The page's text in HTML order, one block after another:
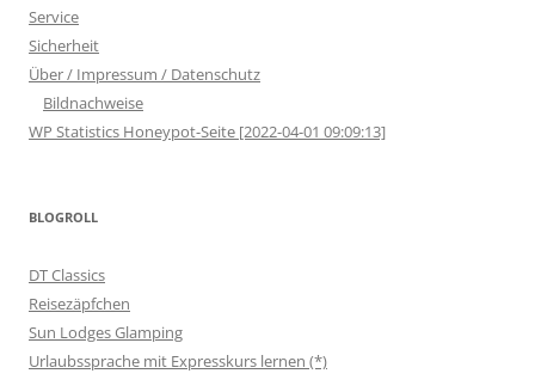
Service
Sicherheit
Über / Impressum / Datenschutz
Bildnachweise
WP Statistics Honeypot-Seite [2022-04-01 09:09:13]
BLOGROLL
DT Classics
Reisezäpfchen
Sun Lodges Glamping
Urlaubssprache mit Expresskurs lernen (*)